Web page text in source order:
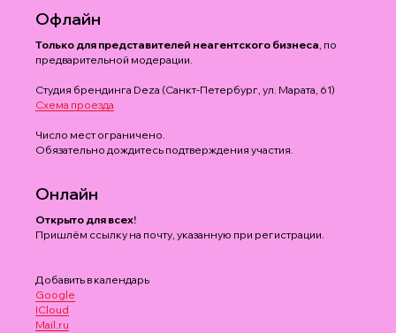
Офлайн
Только для представителей неагентского бизнеса, по
предварительной модерации.
Студия брендинга Deza (Санкт-Петербург, ул. Марата, 61)
Схема проезда
Число мест ограничено.
Обязательно дождитесь подтверждения участия.
Онлайн
Открыто для всех!
Пришлём ссылку на почту, указанную при регистрации.
Добавить в календарь
Google
ICloud
Mail.ru